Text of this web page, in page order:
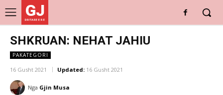
GJ
DRITARE E RE
SHKRUAN: NEHAT JAHIU
PAKATEGORI
16 Gusht 2021 Updated: 16 Gusht 2021
Nga Gjin Musa